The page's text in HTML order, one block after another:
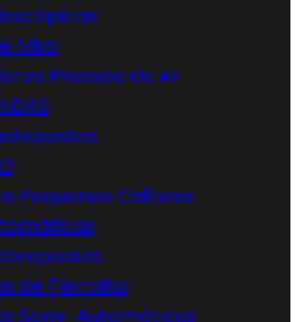
Mira
Pressão de Ar
Pequenos Calibres
de Ferrolho
Semi-Automáticas